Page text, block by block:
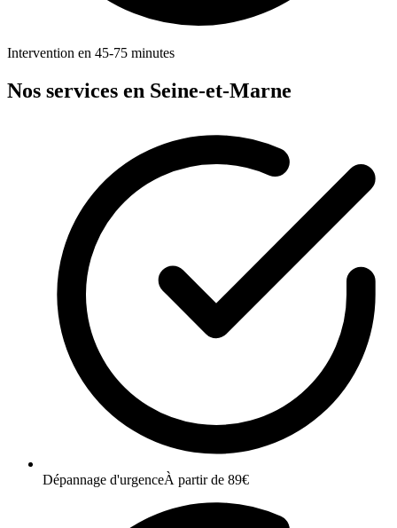
Intervention en 45-75 minutes
Nos services en Seine-et-Marne
Dépannage d'urgenceÀ partir de 89€